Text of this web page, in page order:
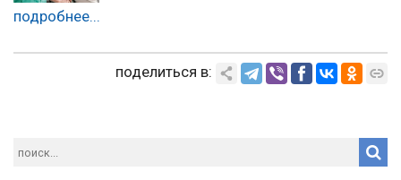
подробнее...
поделиться в: